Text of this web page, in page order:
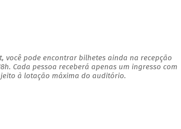
pode encontrar bilhetes ainda na recepção
Cada pessoa receberá apenas um ingresso com
à lotação máxima do auditório.